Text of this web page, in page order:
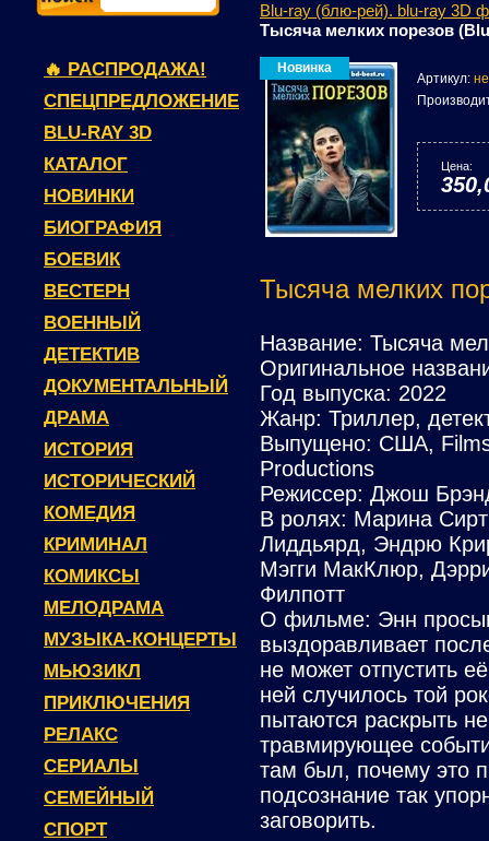
🔥 РАСПРОДАЖА!
СПЕЦПРЕДЛОЖЕНИЕ
BLU-RAY 3D
КАТАЛОГ
НОВИНКИ
БИОГРАФИЯ
БОЕВИК
ВЕСТЕРН
ВОЕННЫЙ
ДЕТЕКТИВ
ДОКУМЕНТАЛЬНЫЙ
ДРАМА
ИСТОРИЯ
ИСТОРИЧЕСКИЙ
КОМЕДИЯ
КРИМИНАЛ
КОМИКСЫ
МЕЛОДРАМА
МУЗЫКА-КОНЦЕРТЫ
МЬЮЗИКЛ
ПРИКЛЮЧЕНИЯ
РЕЛАКС
СЕРИАЛЫ
СЕМЕЙНЫЙ
СПОРТ
Blu-ray (блю-рей). blu-ray 3D
Тысяча мелких порезов
Новинка
Артикул:
Цена:
Тысяча мелких
Название: Тысяча
Оригинальное
Год выпуска: 2022
Жанр: Триллер,
Выпущено: США,
Productions
Режиссер: Джош
В ролях: Марина
Лиддьярд, Эндрю
Мэгги МакКлюр,
Филпотт
О фильме: Энн
выздоравливает
не может отпустить
ней случилось той
пытаются раскрыть
травмирующее
там был, почему это
подсознание так
заговорить.